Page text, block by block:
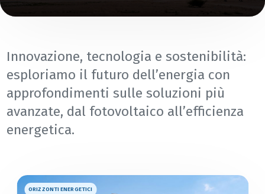
Innovazione, tecnologia e sostenibilità:
esploriamo il futuro dell’energia con
approfondimenti sulle soluzioni più
avanzate, dal fotovoltaico all’efficienza
energetica.
ORIZZONTI ENERGETICI